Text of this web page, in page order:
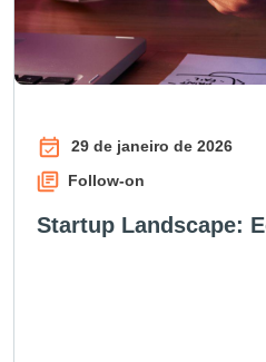
29 de janeiro de 2026
Follow-on
Startup Landscape: